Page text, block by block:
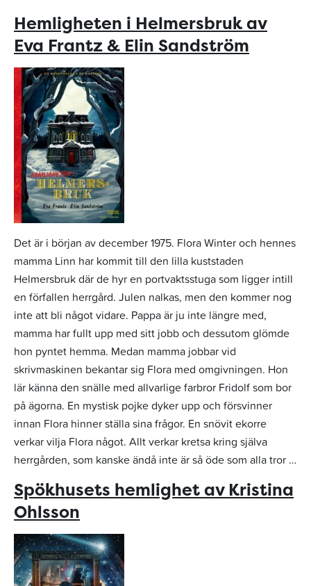
Hemligheten i Helmersbruk av
Eva Frantz & Elin Sandström
Det är i början av december 1975. Flora Winter och hennes
mamma Linn har kommit till den lilla kuststaden
Helmersbruk där de hyr en portvaktsstuga som ligger intill
en förfallen herrgård. Julen nalkas, men den kommer nog
inte att bli något vidare. Pappa är ju inte längre med,
mamma har fullt upp med sitt jobb och dessutom glömde
hon pyntet hemma. Medan mamma jobbar vid
skrivmaskinen bekantar sig Flora med omgivningen. Hon
lär känna den snälle med allvarlige farbror Fridolf som bor
på ägorna. En mystisk pojke dyker upp och försvinner
innan Flora hinner ställa sina frågor. En snövit ekorre
verkar vilja Flora något. Allt verkar kretsa kring själva
herrgården, som kanske ändå inte är så öde som alla tror …
Spökhusets hemlighet av Kristina
Ohlsson